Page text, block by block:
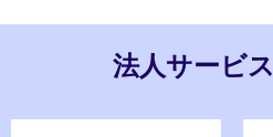
法人サービ